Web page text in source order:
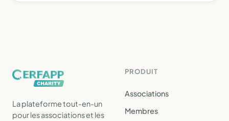
La plateforme tout-en-un
pour les associations et les
PRODUIT
Associations
Membres